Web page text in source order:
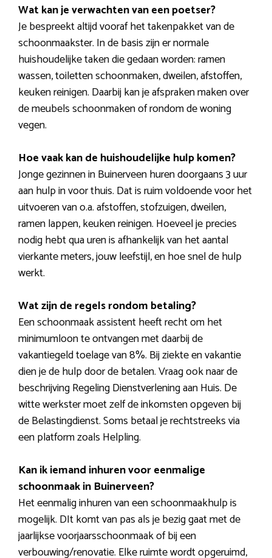
Wat kan je verwachten van een poetser?
Je bespreekt altijd vooraf het takenpakket van de
schoonmaakster. In de basis zijn er normale
huishoudelijke taken die gedaan worden: ramen
wassen, toiletten schoonmaken, dweilen, afstoffen,
keuken reinigen. Daarbij kan je afspraken maken over
de meubels schoonmaken of rondom de woning
vegen.
Hoe vaak kan de huishoudelijke hulp komen?
Jonge gezinnen in Buinerveen huren doorgaans 3 uur
aan hulp in voor thuis. Dat is ruim voldoende voor het
uitvoeren van o.a. afstoffen, stofzuigen, dweilen,
ramen lappen, keuken reinigen. Hoeveel je precies
nodig hebt qua uren is afhankelijk van het aantal
vierkante meters, jouw leefstijl, en hoe snel de hulp
werkt.
Wat zijn de regels rondom betaling?
Een schoonmaak assistent heeft recht om het
minimumloon te ontvangen met daarbij de
vakantiegeld toelage van 8%. Bij ziekte en vakantie
dien je de hulp door de betalen. Vraag ook naar de
beschrijving Regeling Dienstverlening aan Huis. De
witte werkster moet zelf de inkomsten opgeven bij
de Belastingdienst. Soms betaal je rechtstreeks via
een platform zoals Helpling.
Kan ik iemand inhuren voor eenmalige
schoonmaak in Buinerveen?
Het eenmalig inhuren van een schoonmaakhulp is
mogelijk. DIt komt van pas als je bezig gaat met de
jaarlijkse voorjaarsschoonmaak of bij een
verbouwing/renovatie. Elke ruimte wordt opgeruimd,